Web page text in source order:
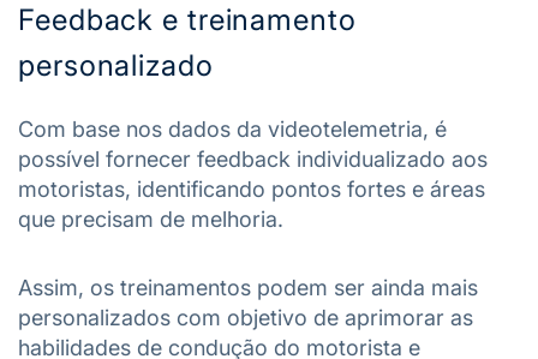
Feedback e treinamento
personalizado
Com base nos dados da videotelemetria, é
possível fornecer feedback individualizado aos
motoristas, identificando pontos fortes e áreas
que precisam de melhoria.
Assim, os treinamentos podem ser ainda mais
personalizados com objetivo de aprimorar as
habilidades de condução do motorista e